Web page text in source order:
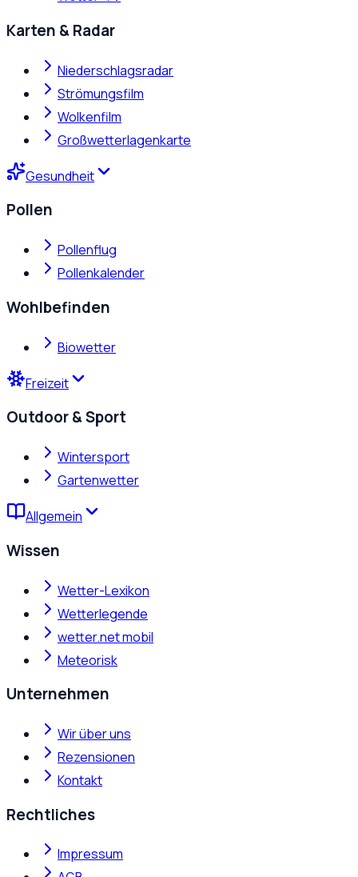
Karten & Radar
Niederschlagsradar
Strömungsfilm
Wolkenfilm
Großwetterlagenkarte
Gesundheit
Pollen
Pollenflug
Pollenkalender
Wohlbefinden
Biowetter
Freizeit
Outdoor & Sport
Wintersport
Gartenwetter
Allgemein
Wissen
Wetter-Lexikon
Wetterlegende
wetter.net mobil
Meteorisk
Unternehmen
Wir über uns
Rezensionen
Kontakt
Rechtliches
Impressum